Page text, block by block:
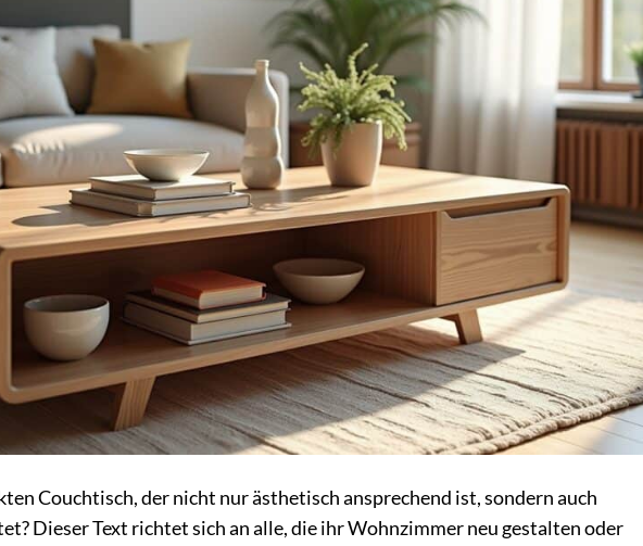
Couchtisch, der nicht nur ästhetisch ansprechend ist, sondern auch
Dieser Text richtet sich an alle, die ihr Wohnzimmer neu gestalten oder